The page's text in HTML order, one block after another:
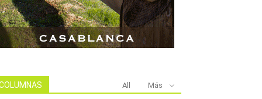
All Más